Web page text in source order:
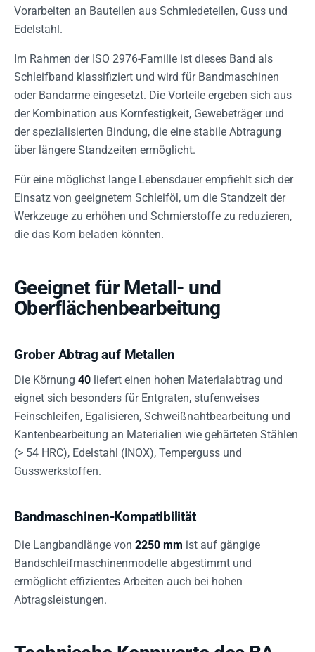
Vorarbeiten an Bauteilen aus Schmiedeteilen, Guss und
Edelstahl.
Im Rahmen der ISO 2976-Familie ist dieses Band als
Schleifband klassifiziert und wird für Bandmaschinen
oder Bandarme eingesetzt. Die Vorteile ergeben sich aus
der Kombination aus Kornfestigkeit, Gewebeträger und
der spezialisierten Bindung, die eine stabile Abtragung
über längere Standzeiten ermöglicht.
Für eine möglichst lange Lebensdauer empfiehlt sich der
Einsatz von geeignetem Schleiföl, um die Standzeit der
Werkzeuge zu erhöhen und Schmierstoffe zu reduzieren,
die das Korn beladen könnten.
Geeignet für Metall- und
Oberflächenbearbeitung
Grober Abtrag auf Metallen
Die Körnung 40 liefert einen hohen Materialabtrag und
eignet sich besonders für Entgraten, stufenweises
Feinschleifen, Egalisieren, Schweißnahtbearbeitung und
Kantenbearbeitung an Materialien wie gehärteten Stählen
(> 54 HRC), Edelstahl (INOX), Temperguss und
Gusswerkstoffen.
Bandmaschinen-Kompatibilität
Die Langbandlänge von 2250 mm ist auf gängige
Bandschleifmaschinenmodelle abgestimmt und
ermöglicht effizientes Arbeiten auch bei hohen
Abtragsleistungen.